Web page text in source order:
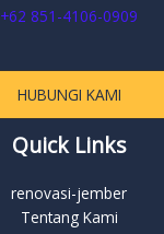
+62 851-4106-0909
HUBUNGI KAMI
Quick Links
renovasi-jember
Tentang Kami